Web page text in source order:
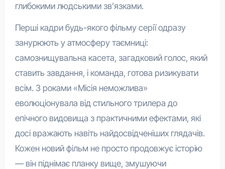
глибокими людськими зв’язками.
Перші кадри будь-якого фільму серії одразу
занурюють у атмосферу таємниці:
самознищувальна касета, загадковий голос, який
ставить завдання, і команда, готова ризикувати
всім. З роками «Місія неможлива»
еволюціонувала від стильного трилера до
епічного видовища з практичними ефектами, які
досі вражають навіть найдосвідченіших глядачів.
Кожен новий фільм не просто продовжує історію
— він піднімає планку вище, змушуючи